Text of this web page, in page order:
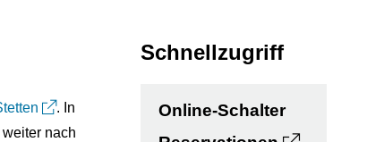
. In
nach
Schnellzugriff
Online-Schalter